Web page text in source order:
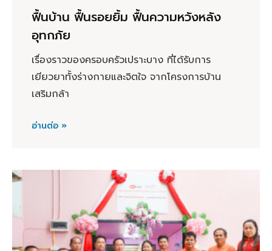
ฟื้นบ้าน ฟื้นรอยยิ้ม ฟื้นความหวังหลัง
อุทกภัย
เรื่องราวของครอบครัวเปราะบาง ที่ได้รับการ
เยียวยาทั้งร่างกายและจิตใจ จากโครงการบ้าน
เสริมกล้า
อ่านต่อ »